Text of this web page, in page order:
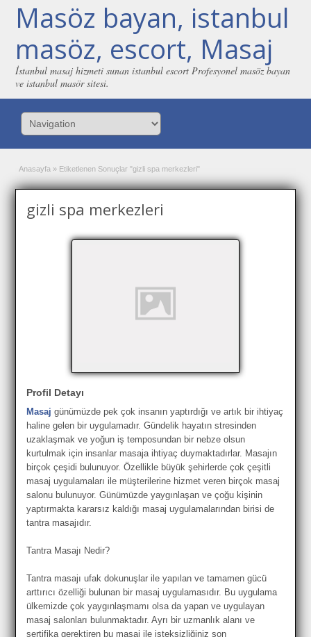
Masöz bayan, istanbul
masöz, escort, Masaj
İstanbul masaj hizmeti sunan istanbul escort Profesyonel masöz bayan
ve istanbul masör sitesi.
Anasayfa » Etiketlenen Sonuçlar "gizli spa merkezleri"
gizli spa merkezleri
Profil Detayı
Masaj günümüzde pek çok insanın yaptırdığı ve artık bir ihtiyaç
haline gelen bir uygulamadır. Gündelik hayatın stresinden
uzaklaşmak ve yoğun iş temposundan bir nebze olsun
kurtulmak için insanlar masaja ihtiyaç duymaktadırlar. Masajın
birçok çeşidi bulunuyor. Özellikle büyük şehirlerde çok çeşitli
masaj uygulamaları ile müşterilerine hizmet veren birçok masaj
salonu bulunuyor. Günümüzde yaygınlaşan ve çoğu kişinin
yaptırmakta kararsız kaldığı masaj uygulamalarından birisi de
tantra masajıdır.
Tantra Masajı Nedir?
Tantra masajı ufak dokunuşlar ile yapılan ve tamamen gücü
arttırıcı özelliği bulunan bir masaj uygulamasıdır. Bu uygulama
ülkemizde çok yaygınlaşmamı olsa da yapan ve uygulayan
masaj salonları bulunmaktadır. Ayrı bir uzmanlık alanı ve
sertifika gerektiren bu masaj ile isteksizliğiniz son